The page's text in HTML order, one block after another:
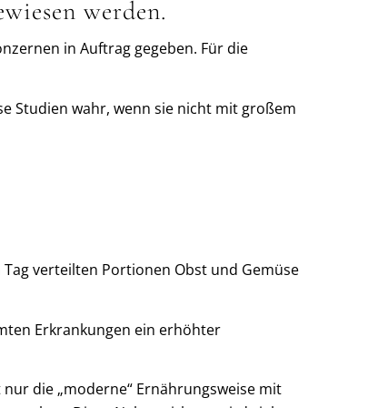
werden.
in Auftrag gegeben. Für die
Studien wahr, wenn sie nicht mit großem
verteilten Portionen Obst und Gemüse
Erkrankungen ein erhöhter
die „moderne“ Ernährungsweise mit